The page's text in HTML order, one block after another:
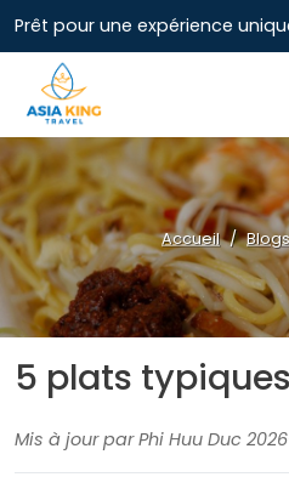
Prêt pour une expérience
Accueil Blogs
5 plats
Mis à jour par Phi Huu Duc